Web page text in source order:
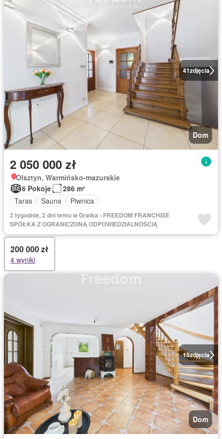
41zdjęcia
Dom
2 050 000 zł
Olsztyn, Warmińsko-mazurskie
6 Pokoje
286 m²
Taras
Sauna Piwnica
2 tygodnie, 2 dni temu w Gratka - FREEDOM FRANCHISE
SPÓŁKA Z OGRANICZONĄ ODPOWIEDZIALNOŚCIĄ
200 000 zł
4 wyniki
15zdjęcia
Dom